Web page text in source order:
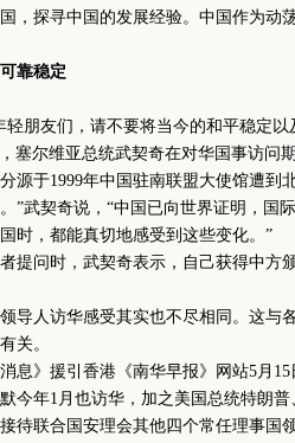
，探寻中国的发展经验。中国作为动
靠稳定
友们，请不要将当今的和平稳定以
塞尔维亚总统武契奇在对华国事访问
源于1999年中国驻南联盟大使馆遭到
”武契奇说，“中国已向世界证明，国
时，都能真切地感受到这些变化。”
问时，武契奇表示，自己获得中方
人访华感受其实也不尽相同。这与
关。
》援引香港《南华早报》网站5月15
今年1月也访华，加之美国总统特朗
待联合国安理会其他四个常任理事国